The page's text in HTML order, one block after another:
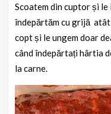
Scoatem din cuptor și le
îndepărtăm cu grijă atât
copt și le ungem doar
când îndepărtați hârtia
la carne.